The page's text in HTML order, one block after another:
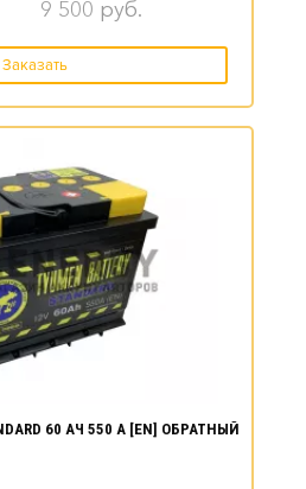
9 500 руб.
Заказать
60 АЧ 550 А [EN] ОБРАТНЫЙ